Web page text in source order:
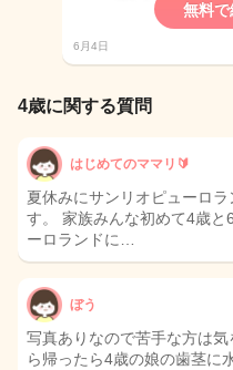
無料
6月4日
4歳に関する質問
はじめてのママリ🔰
夏休みにサンリオピューロ
す。 家族みんな初めて4歳と
ーロランドに…
ぼう
写真ありなので苦手な方は
ら帰ったら4歳の娘の歯茎に